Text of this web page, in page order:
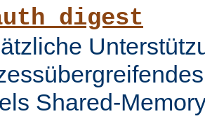
Shared-